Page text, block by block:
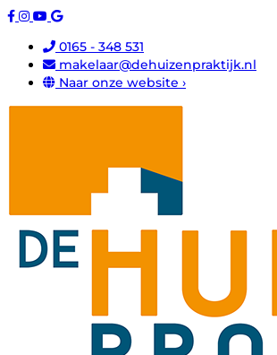
0165 - 348 531
makelaar@dehuizenpraktijk.nl
Naar onze website ›